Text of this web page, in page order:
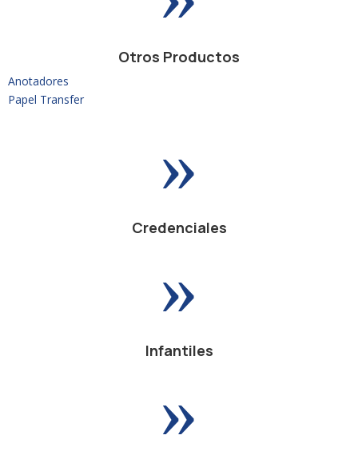
Otros Productos
Anotadores
Papel Transfer
»
Credenciales
»
Infantiles
»